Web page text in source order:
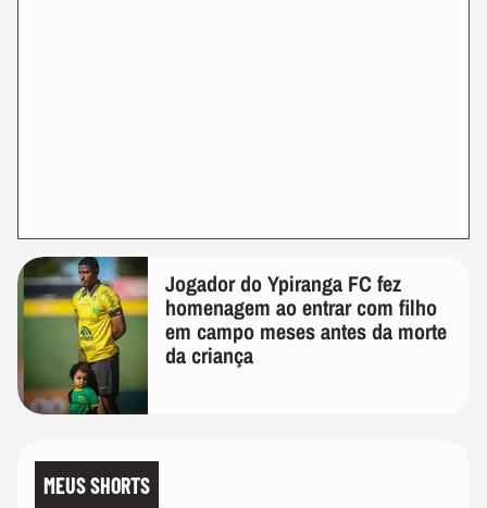
Jogador do Ypiranga FC fez
homenagem ao entrar com filho
em campo meses antes da morte
da criança
MEUS SHORTS